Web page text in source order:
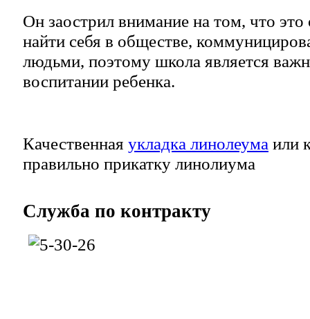
Он заострил внимание на том, что
найти себя в обществе,
людьми, поэтому школа является
воспитании ребенка.
Качественная укладка линолеума или
правильно прикатку линолиума
Служба по контракту